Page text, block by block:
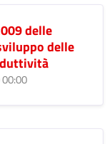
delle
delle